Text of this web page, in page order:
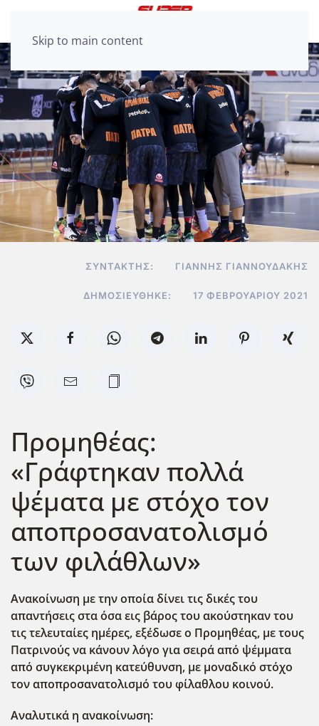
Skip to main content
ΣΥΝΤΆΚΤΗΣ: ΓΙΆΝΝΗΣ ΓΙΑΝΝΟΥΔΆΚΗΣ
ΔΗΜΟΣΙΕΎΘΗΚΕ: 17 ΦΕΒΡΟΥΑΡΊΟΥ 2021
Προμηθέας:
«Γράφτηκαν πολλά
ψέματα με στόχο τον
αποπροσανατολισμό
των φιλάθλων»
Ανακοίνωση με την οποία δίνει τις δικές του
απαντήσεις στα όσα εις βάρος του ακούστηκαν του
τις τελευταίες ημέρες, εξέδωσε ο Προμηθέας, με τους
Πατρινούς να κάνουν λόγο για σειρά από ψέμματα
από συγκεκριμένη κατεύθυνση, με μοναδικό στόχο
τον αποπροσανατολισμό του φίλαθλου κοινού.
Αναλυτικά η ανακοίνωση: